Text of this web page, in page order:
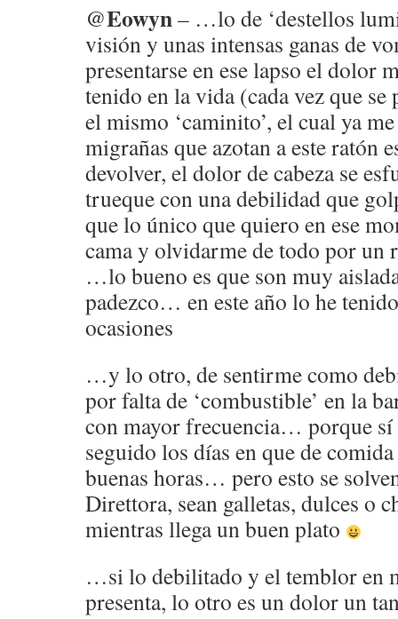
@Eowyn– …lo de ‘destellos
visión y unas intensas ganas de
presentarse en ese lapso el dolor
tenido en la vida (cada vez que se
el mismo ‘caminito’, el cual ya
migrañas que azotan a este ratón
devolver, el dolor de cabeza se
trueque con una debilidad que
que lo único que quiero en ese
cama y olvidarme de todo por un
…lo bueno es que son muy
padezco… en este año lo he
ocasiones
…y lo otro, de sentirme como
por falta de ‘combustible’ en la
con mayor frecuencia… porque sí
seguido los días en que de
buenas horas… pero esto se
Direttora, sean galletas, dulces o
mientras llega un buen plato
…si lo debilitado y el temblor en
presenta, lo otro es un dolor un